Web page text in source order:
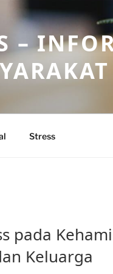
–
Stress
pada
Keluarga